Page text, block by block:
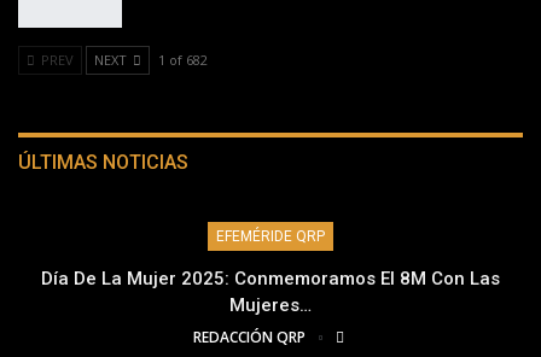
PREV NEXT 1 of 682
ÚLTIMAS NOTICIAS
EFEMÉRIDE QRP
Día De La Mujer 2025: Conmemoramos El 8M Con Las
Mujeres…
REDACCIÓN QRP